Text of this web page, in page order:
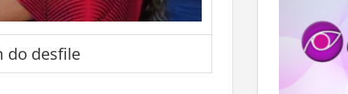
do desfile